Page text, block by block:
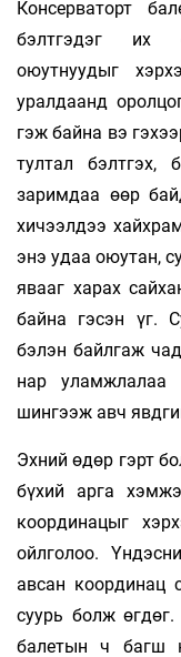
Консерваторт
бэлтгэдэг их
оюутнуудыг
уралдаанд
гэж байна вэ
тултал бэлтгэх,
заримдаа өөр
хичээлдээ
энэ удаа оюутан,
явааг харах
байна гэсэн үг.
бэлэн байлгаж
нар уламжлалаа
шингээж авч
Эхний өдөр гэрт
бүхий арга
координацыг
ойлголоо.
авсан координац
суурь болж
балетын ч багш